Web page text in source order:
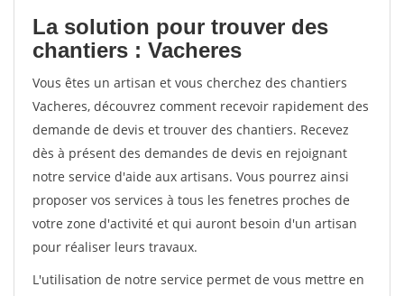
La solution pour trouver des
chantiers : Vacheres
Vous êtes un artisan et vous cherchez des chantiers
Vacheres, découvrez comment recevoir rapidement des
demande de devis et trouver des chantiers. Recevez
dès à présent des demandes de devis en rejoignant
notre service d'aide aux artisans. Vous pourrez ainsi
proposer vos services à tous les fenetres proches de
votre zone d'activité et qui auront besoin d'un artisan
pour réaliser leurs travaux.
L'utilisation de notre service permet de vous mettre en